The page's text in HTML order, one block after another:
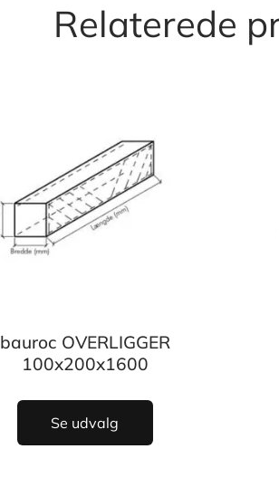
Relaterede
bauroc OVERLIGGER
100x200x1600
Se udvalg